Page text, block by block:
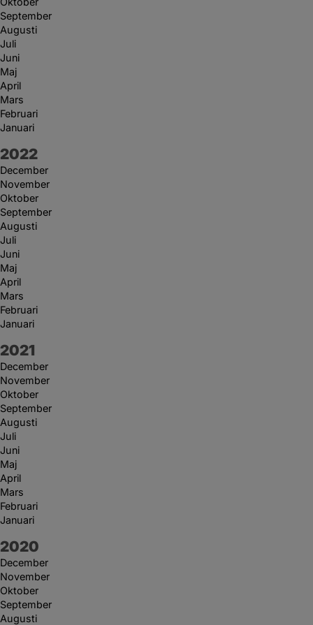
September
Augusti
Juli
Juni
Maj
April
Mars
Februari
Januari
År:
2022
December
November
Oktober
September
Augusti
Juli
Juni
Maj
April
Mars
Februari
Januari
År:
2021
December
November
Oktober
September
Augusti
Juli
Juni
Maj
April
Mars
Februari
Januari
År:
2020
December
November
Oktober
September
Augusti